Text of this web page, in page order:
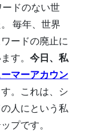
ドのない世
毎年、世界
ードの廃止に
す。 今日、私
マーアカウン
す。これは、シ
人にという私
プです。